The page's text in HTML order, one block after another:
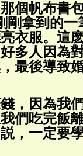
個帆布書
剛拿到的
衣服。這
多人因為
最後導致
，因為我
們吃完飯
，一定要